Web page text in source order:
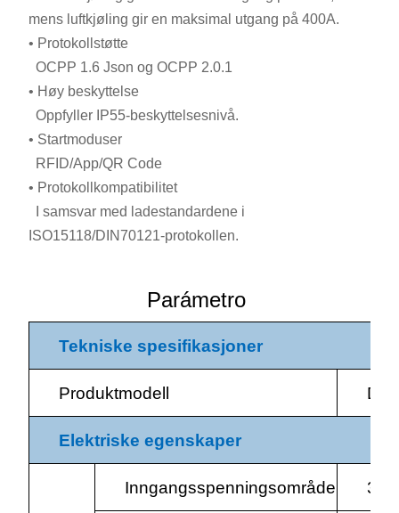
mens luftkjøling gir en maksimal utgang på 400A.
• Protokollstøtte
OCPP 1.6 Json og OCPP 2.0.1
• Høy beskyttelse
Oppfyller IP55-beskyttelsesnivå.
• Startmoduser
RFID/App/QR Code
• Protokollkompatibilitet
I samsvar med ladestandardene i
ISO15118/DIN70121-protokollen.
Parámetro
Tekniske spesifikasjoner
Produktmodell DC
Elektriske egenskaper
Inngangsspenningsområde 3-